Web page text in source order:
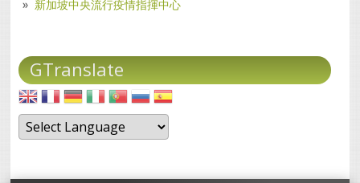
新加坡中央流行疫情指揮中心
GTranslate